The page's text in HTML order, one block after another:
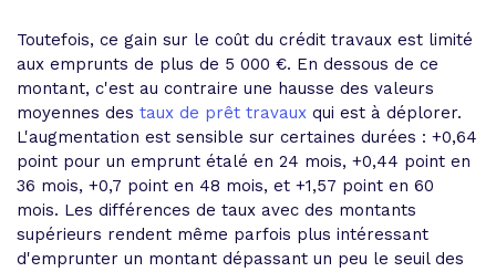
Toutefois, ce gain sur le coût du crédit travaux est limité
aux emprunts de plus de 5 000 €. En dessous de ce
montant, c'est au contraire une hausse des valeurs
moyennes des taux de prêt travaux qui est à déplorer.
L'augmentation est sensible sur certaines durées : +0,64
point pour un emprunt étalé en 24 mois, +0,44 point en
36 mois, +0,7 point en 48 mois, et +1,57 point en 60
mois. Les différences de taux avec des montants
supérieurs rendent même parfois plus intéressant
d'emprunter un montant dépassant un peu le seuil des